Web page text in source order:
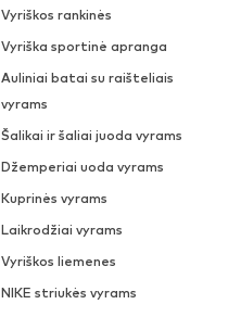
Vyriškos rankinės
Vyriška sportinė apranga
Auliniai batai su raišteliais
vyrams
Šalikai ir šaliai juoda vyrams
Džemperiai uoda vyrams
Kuprinės vyrams
Laikrodžiai vyrams
Vyriškos liemenes
NIKE striukės vyrams